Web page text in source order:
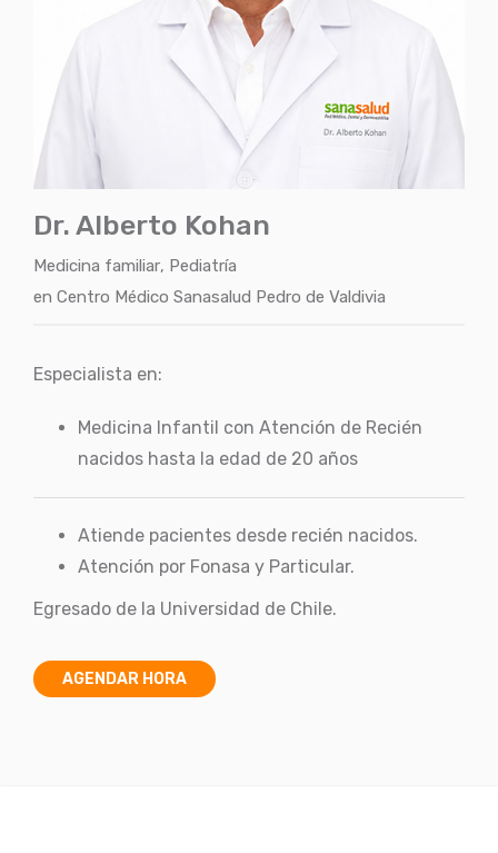
Dr. Alberto Kohan
Medicina familiar, Pediatría
en Centro Médico Sanasalud Pedro de Valdivia
Especialista en:
Medicina Infantil con Atención de Recién
nacidos hasta la edad de 20 años
Atiende pacientes desde recién nacidos.
Atención por Fonasa y Particular.
Egresado de la Universidad de Chile.
AGENDAR HORA